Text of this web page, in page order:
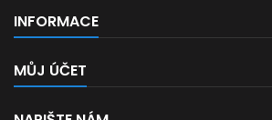
INFORMACE
MŮJ ÚČET